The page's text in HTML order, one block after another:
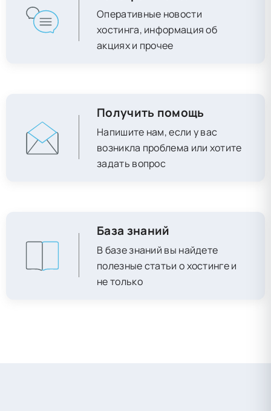
Оперативные новости
хостинга, информация об
акциях и прочее
Получить помощь
Напишите нам, если у вас
возникла проблема или хотите
задать вопрос
База знаний
В базе знаний вы найдете
полезные статьи о хостинге и
не только